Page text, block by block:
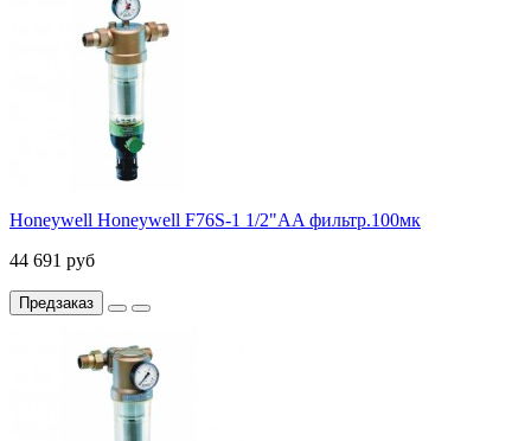
Honeywell Honeywell F76S-1 1/2"AA фильтр.100мк
44 691 руб
Предзаказ